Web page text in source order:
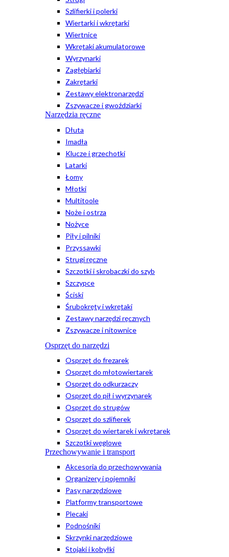
Szlifierki i polerki
Wiertarki i wkrętarki
Wiertnice
Wkrętaki akumulatorowe
Wyrzynarki
Zagłębiarki
Zakrętarki
Zestawy elektronarzędzi
Zszywacze i gwoździarki
Narzędzia ręczne
Dłuta
Imadła
Klucze i grzechotki
Latarki
Łomy
Młotki
Multitoole
Noże i ostrza
Nożyce
Piły i pilniki
Przyssawki
Strugi ręczne
Szczotki i skrobaczki do szyb
Szczypce
Ściski
Śrubokręty i wkrętaki
Zestawy narzędzi ręcznych
Zszywacze i nitownice
Osprzęt do narzędzi
Osprzęt do frezarek
Osprzęt do młotowiertarek
Osprzęt do odkurzaczy
Osprzęt do pił i wyrzynarek
Osprzęt do strugów
Osprzęt do szlifierek
Osprzęt do wiertarek i wkrętarek
Szczotki węglowe
Przechowywanie i transport
Akcesoria do przechowywania
Organizery i pojemniki
Pasy narzędziowe
Platformy transportowe
Plecaki
Podnośniki
Skrzynki narzędziowe
Stojaki i kobyłki